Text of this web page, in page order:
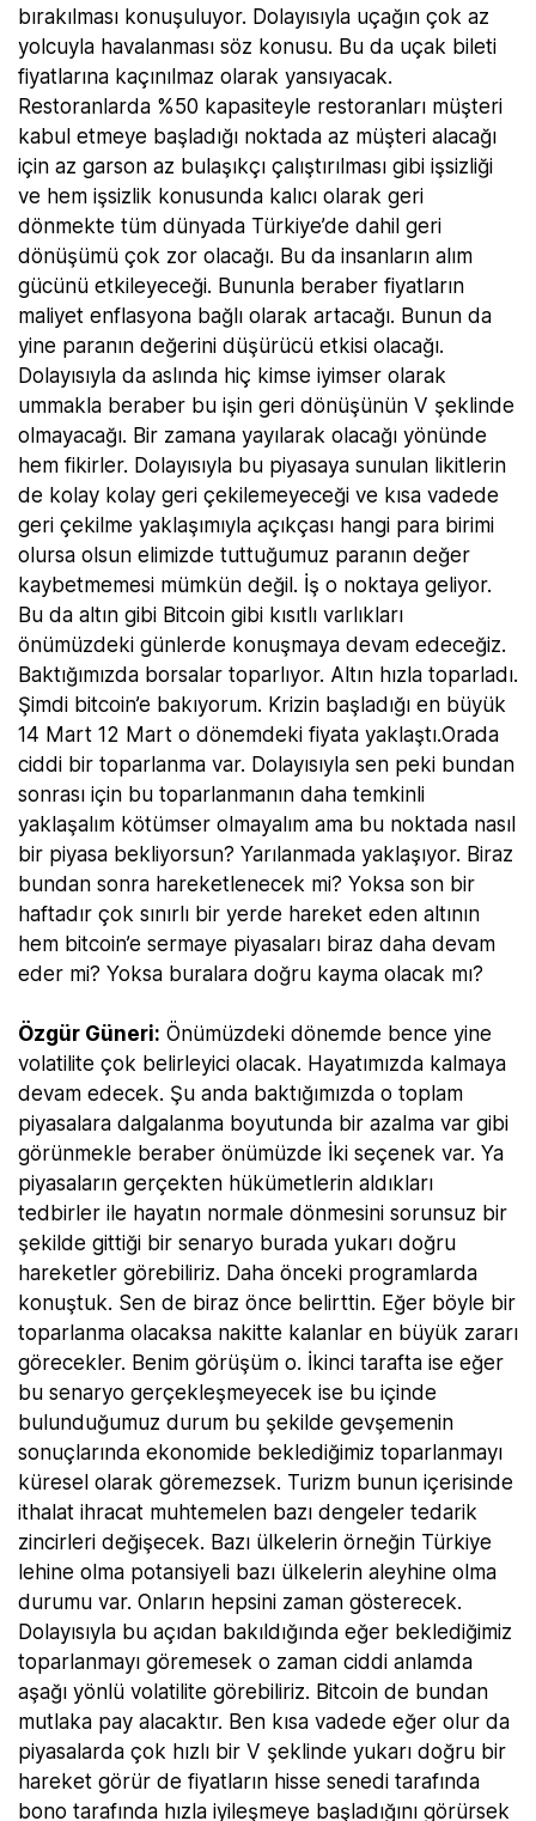
bırakılması konuşuluyor. Dolayısıyla uçağın çok az
yolcuyla havalanması söz konusu. Bu da uçak bileti
fiyatlarına kaçınılmaz olarak yansıyacak.
Restoranlarda %50 kapasiteyle restoranları müşteri
kabul etmeye başladığı noktada az müşteri alacağı
için az garson az bulaşıkçı çalıştırılması gibi işsizliği
ve hem işsizlik konusunda kalıcı olarak geri
dönmekte tüm dünyada Türkiye’de dahil geri
dönüşümü çok zor olacağı. Bu da insanların alım
gücünü etkileyeceği. Bununla beraber fiyatların
maliyet enflasyona bağlı olarak artacağı. Bunun da
yine paranın değerini düşürücü etkisi olacağı.
Dolayısıyla da aslında hiç kimse iyimser olarak
ummakla beraber bu işin geri dönüşünün V şeklinde
olmayacağı. Bir zamana yayılarak olacağı yönünde
hem fikirler. Dolayısıyla bu piyasaya sunulan likitlerin
de kolay kolay geri çekilemeyeceği ve kısa vadede
geri çekilme yaklaşımıyla açıkçası hangi para birimi
olursa olsun elimizde tuttuğumuz paranın değer
kaybetmemesi mümkün değil. İş o noktaya geliyor.
Bu da altın gibi Bitcoin gibi kısıtlı varlıkları
önümüzdeki günlerde konuşmaya devam edeceğiz.
Baktığımızda borsalar toparlıyor. Altın hızla toparladı.
Şimdi bitcoin’e bakıyorum. Krizin başladığı en büyük
14 Mart 12 Mart o dönemdeki fiyata yaklaştı.Orada
ciddi bir toparlanma var. Dolayısıyla sen peki bundan
sonrası için bu toparlanmanın daha temkinli
yaklaşalım kötümser olmayalım ama bu noktada nasıl
bir piyasa bekliyorsun? Yarılanmada yaklaşıyor. Biraz
bundan sonra hareketlenecek mi? Yoksa son bir
haftadır çok sınırlı bir yerde hareket eden altının
hem bitcoin’e sermaye piyasaları biraz daha devam
eder mi? Yoksa buralara doğru kayma olacak mı?
Özgür Güneri: Önümüzdeki dönemde bence yine
volatilite çok belirleyici olacak. Hayatımızda kalmaya
devam edecek. Şu anda baktığımızda o toplam
piyasalara dalgalanma boyutunda bir azalma var gibi
görünmekle beraber önümüzde İki seçenek var. Ya
piyasaların gerçekten hükümetlerin aldıkları
tedbirler ile hayatın normale dönmesini sorunsuz bir
şekilde gittiği bir senaryo burada yukarı doğru
hareketler görebiliriz. Daha önceki programlarda
konuştuk. Sen de biraz önce belirttin. Eğer böyle bir
toparlanma olacaksa nakitte kalanlar en büyük zararı
görecekler. Benim görüşüm o. İkinci tarafta ise eğer
bu senaryo gerçekleşmeyecek ise bu içinde
bulunduğumuz durum bu şekilde gevşemenin
sonuçlarında ekonomide beklediğimiz toparlanmayı
küresel olarak göremezsek. Turizm bunun içerisinde
ithalat ihracat muhtemelen bazı dengeler tedarik
zincirleri değişecek. Bazı ülkelerin örneğin Türkiye
lehine olma potansiyeli bazı ülkelerin aleyhine olma
durumu var. Onların hepsini zaman gösterecek.
Dolayısıyla bu açıdan bakıldığında eğer beklediğimiz
toparlanmayı göremesek o zaman ciddi anlamda
aşağı yönlü volatilite görebiliriz. Bitcoin de bundan
mutlaka pay alacaktır. Ben kısa vadede eğer olur da
piyasalarda çok hızlı bir V şeklinde yukarı doğru bir
hareket görür de fiyatların hisse senedi tarafında
bono tarafında hızla iyileşmeye başladığını görürsek